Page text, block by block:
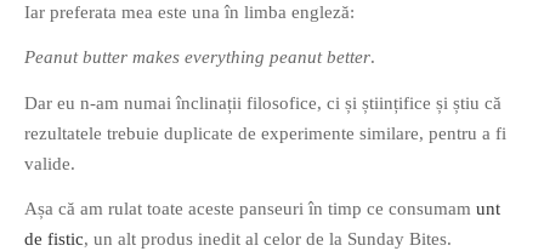
Iar preferata mea este una în limba engleză:
Peanut butter makes everything peanut better.
Dar eu n-am numai înclinații filosofice, ci și științifice și știu că
rezultatele trebuie duplicate de experimente similare, pentru a fi
valide.
Așa că am rulat toate aceste panseuri în timp ce consumam unt
de fistic, un alt produs inedit al celor de la Sunday Bites.